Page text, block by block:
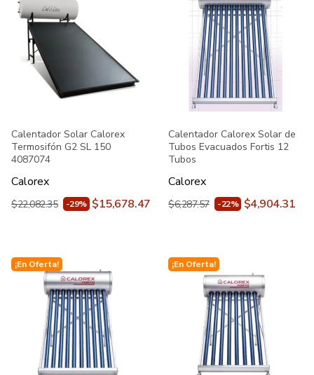
Calentador Solar Calorex
Termosifón G2 SL 150
4087074
Calorex
$22,082.35 -29% $15,678.47
Calentador Calorex Solar de
Tubos Evacuados Fortis 12
Tubos
Calorex
$6,287.57 -22% $4,904.31
¡En Oferta! ¡En Oferta!